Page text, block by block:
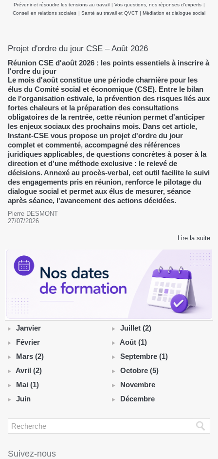
Prévenir et résoudre les tensions au travail | Vos questions, nos réponses d'experts |
Conseil en relations sociales | Santé au travail et QVCT | Médiation et dialogue social
Projet d'ordre du jour CSE – Août 2026
Réunion CSE d'août 2026 : les points essentiels à inscrire à
l'ordre du jour
Le mois d'août constitue une période charnière pour les
élus du Comité social et économique (CSE). Entre le bilan
de l'organisation estivale, la prévention des risques liés aux
fortes chaleurs et la préparation des consultations
obligatoires de la rentrée, cette réunion permet d'anticiper
les enjeux sociaux des prochains mois. Dans cet article,
Instant-CSE vous propose un projet d'ordre du jour
complet et commenté, accompagné des références
juridiques applicables, de questions concrètes à poser à la
direction et d'une méthode exclusive : le relevé de
décisions. Annexé au procès-verbal, cet outil facilite le suivi
des engagements pris en réunion, renforce le pilotage du
dialogue social et permet aux élus de mesurer, séance
après séance, l'avancement des actions décidées.
Pierre DESMONT
27/07/2026
Lire la suite
Janvier
Février
Mars (2)
Avril (2)
Mai (1)
Juin
Juillet (2)
Août (1)
Septembre (1)
Octobre (5)
Novembre
Décembre
Suivez-nous